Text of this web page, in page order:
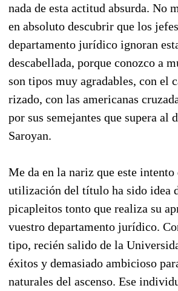
nada de esta actitud absurda. No
en absoluto descubrir que los
departamento jurídico ignoran
descabellada, porque conozco a
son tipos muy agradables, con el
rizado, con las americanas
por sus semejantes que supera al
Saroyan.
Me da en la nariz que este
utilización del título ha sido idea
picapleitos tonto que realiza su
vuestro departamento jurídico.
tipo, recién salido de la
éxitos y demasiado ambicioso
naturales del ascenso. Ese